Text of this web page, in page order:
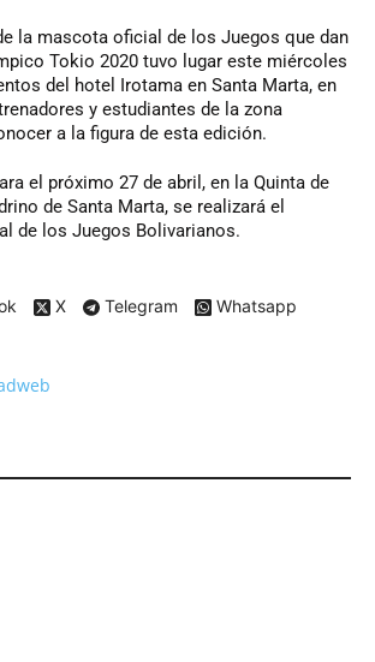
la mascota oficial de los Juegos que dan
Tokio 2020 tuvo lugar este miércoles
del hotel Irotama en Santa Marta, en
y estudiantes de la zona
a la figura de esta edición.
el próximo 27 de abril, en la Quinta de
de Santa Marta, se realizará el
de los Juegos Bolivarianos.
X Telegram Whatsapp